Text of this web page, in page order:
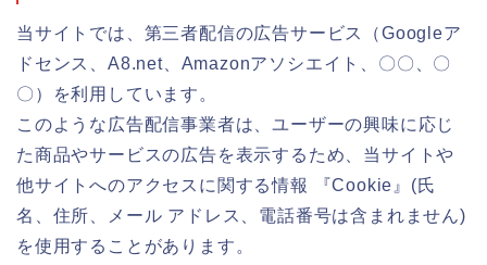
当サイトでは、第三者配信の広告サービス（Googleア
ドセンス、A8.net、Amazonアソシエイト、〇〇、〇
〇）を利用しています。
このような広告配信事業者は、ユーザーの興味に応じ
た商品やサービスの広告を表示するため、当サイトや
他サイトへのアクセスに関する情報 『Cookie』(氏
名、住所、メール アドレス、電話番号は含まれません)
を使用することがあります。